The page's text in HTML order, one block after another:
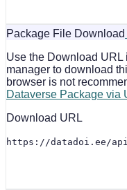
Package File Download
Use the Download URL
manager to download
browser is not
Dataverse Package via
Download URL
https://datadoi.ee/